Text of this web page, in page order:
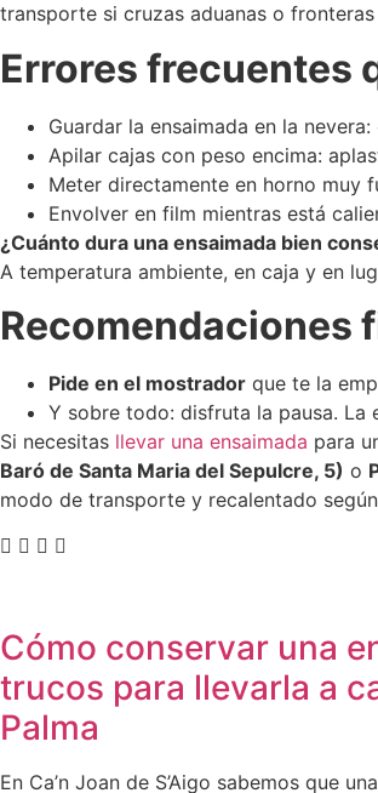
transporte si cruzas aduanas o
Errores frecuentes
Guardar la ensaimada en la
Apilar cajas con peso encima:
Meter directamente en horno muy
Envolver en film mientras está
¿Cuánto dura una ensaimada bien
A temperatura ambiente, en caja y en
Recomendaciones
Pide en el mostrador que te la
Y sobre todo: disfruta la pausa. La
Si necesitas llevar una ensaimada para
Baró de Santa Maria del Sepulcre, 5) o
modo de transporte y recalentado
Cómo conservar una
trucos para llevarla a
Palma
En Ca’n Joan de S’Aigo sabemos que